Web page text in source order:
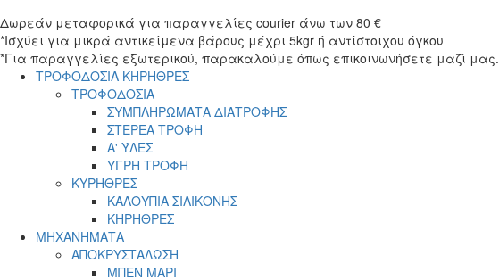
Δωρεάν μεταφορικά για παραγγελίες courier άνω των 80 €
*Ισχύει για μικρά αντικείμενα βάρους μέχρι 5kgr ή αντίστοιχου όγκου
*Για παραγγελίες εξωτερικού, παρακαλούμε όπως επικοινωνήσετε μαζί μας.
menu ΤΡΟΦΟΔΟΣΙΑ ΚΗΡΗΘΡΕΣ
ΤΡΟΦΟΔΟΣΙΑ
ΣΥΜΠΛΗΡΩΜΑΤΑ ΔΙΑΤΡΟΦΗΣ
ΣΤΕΡΕΑ ΤΡΟΦΗ
Α' ΎΛΕΣ
ΥΓΡΗ ΤΡΟΦΗ
ΚΥΡΗΘΡΕΣ
ΚΑΛΟΥΠΙΑ ΣΙΛΙΚΟΝΗΣ
ΚΗΡΗΘΡΕΣ
ΜΗΧΑΝΗΜΑΤΑ
ΑΠΟΚΡΥΣΤΑΛΩΣΗ
ΜΠΕΝ ΜΑΡΙ